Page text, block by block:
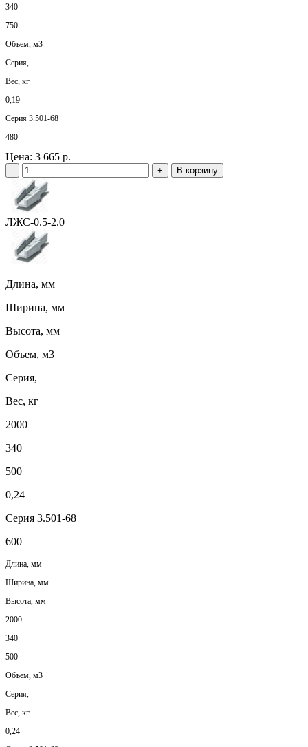
340
750
Объем, м3
Серия,
Вес, кг
0,19
Серия 3.501-68
480
Цена: 3 665 р.
- + В корзину
ЛЖС-0.5-2.0
Длина, мм
Ширина, мм
Высота, мм
Объем, м3
Серия,
Вес, кг
2000
340
500
0,24
Серия 3.501-68
600
Длина, мм
Ширина, мм
Высота, мм
2000
340
500
Объем, м3
Серия,
Вес, кг
0,24